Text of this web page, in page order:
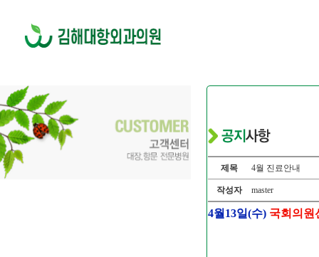
제목 4월 진료안내
작성자 master
4월13일(수) 국회의원